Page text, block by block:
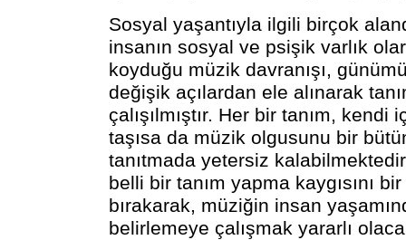
Sosyal yaşantıyla ilgili birçok
insanın sosyal ve psişik varlık
koyduğu müzik davranışı,
değişik açılardan ele alınarak
çalışılmıştır. Her bir tanım, kendi
taşısa da müzik olgusunu bir
tanıtmada yetersiz
belli bir tanım yapma kaygısını
bırakarak, müziğin insan
belirlemeye çalışmak yararlı